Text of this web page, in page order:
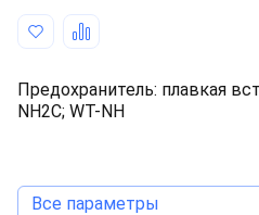
Предохранитель: плавкая
NH2C; WT-NH
Все параметры